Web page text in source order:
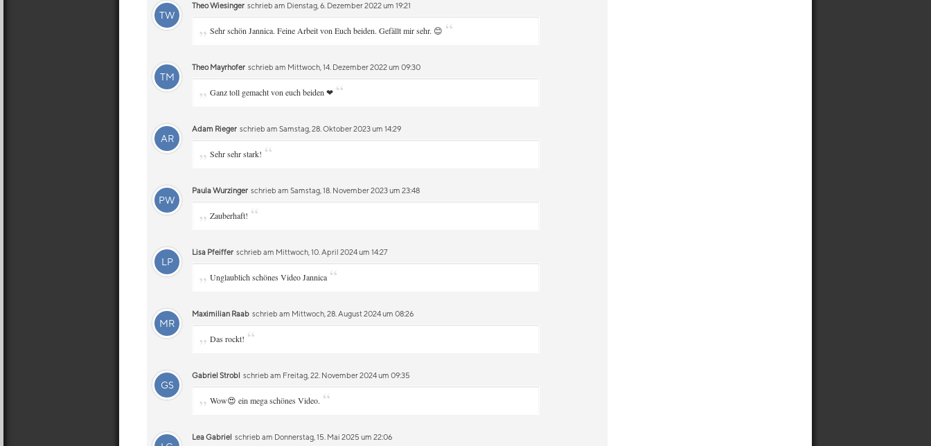
TW
Theo Wiesinger schrieb am Dienstag, 6. Dezember 2022 um 19:21
„ Sehr schön Jannica. Feine Arbeit von Euch beiden. Gefällt mir sehr. 😊 “
TM
Theo Mayrhofer schrieb am Mittwoch, 14. Dezember 2022 um 09:30
„ Ganz toll gemacht von euch beiden ❤ “
AR
Adam Rieger schrieb am Samstag, 28. Oktober 2023 um 14:29
„ Sehr sehr stark! “
PW
Paula Wurzinger schrieb am Samstag, 18. November 2023 um 23:48
„ Zauberhaft! “
LP
Lisa Pfeiffer schrieb am Mittwoch, 10. April 2024 um 14:27
„ Unglaublich schönes Video Jannica “
MR
Maximilian Raab schrieb am Mittwoch, 28. August 2024 um 08:26
„ Das rockt! “
GS
Gabriel Strobl schrieb am Freitag, 22. November 2024 um 09:35
„ Wow😍 ein mega schönes Video. “
Lea Gabriel schrieb am Donnerstag, 15. Mai 2025 um 22:06